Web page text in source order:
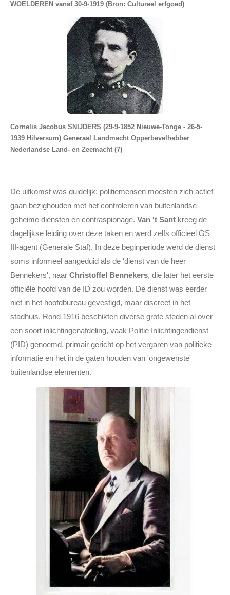
WOELDEREN vanaf 30-9-1919 (Bron: Cultureel erfgoed)
Cornelis Jacobus SNIJDERS (29-9-1852 Nieuwe-Tonge - 26-5-
1939 Hilversum) Generaal Landmacht Opperbevelhebber
Nederlandse Land- en Zeemacht (7)
De uitkomst was duidelijk: politiemensen moesten zich actief
gaan bezighouden met het controleren van buitenlandse
geheime diensten en contraspionage. Van 't Sant kreeg de
dagelijkse leiding over deze taken en werd zelfs officieel GS
III-agent (Generale Staf). In deze beginperiode werd de dienst
soms informeel aangeduid als de 'dienst van de heer
Bennekers', naar Christoffel Bennekers, die later het eerste
officiële hoofd van de ID zou worden. De dienst was eerder
niet in het hoofdbureau gevestigd, maar discreet in het
stadhuis. Rond 1916 beschikten diverse grote steden al over
een soort inlichtingenafdeling, vaak Politie Inlichtingendienst
(PID) genoemd, primair gericht op het vergaren van politieke
informatie en het in de gaten houden van 'ongewenste'
buitenlandse elementen.